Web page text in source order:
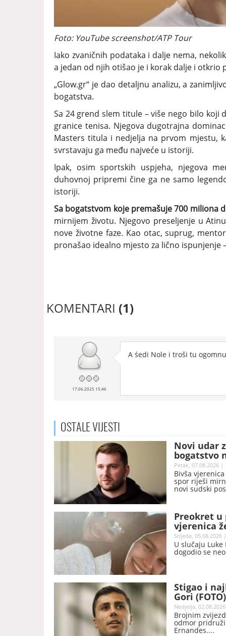
Foto: YouTube screenshot/ATP Tour
Iako zvaničnih podataka i dalje nema,
a jedan od njih otišao je i korak dalje i
„Glow.gr“ je dao detaljnu analizu, a
bogatstva.
Sa 24 grend slem titule – više nego bilo
granice tenisa. Njegova dugotrajna
Masters titula i nedjelja na prvom mjestu,
svrstavaju ga među najveće u istoriji.
Ipak, osim sportskih uspjeha, njegova
duhovnoj pripremi čine ga ne samo
istoriji.
Sa bogatstvom koje premašuje 700 miliona
mirnijem životu. Njegovo preseljenje u
nove životne faze. Kao otac, suprug,
pronašao idealno mjesto za lično ispunjenje
KOMENTARI (1)
🥎🥎🥎
17.06.2025 15:46
A śedi Nole i troši tu
OSTALEVIJESTI
Novi udar
bogatstvo
Petak, 07.08.2026 |
Bivša
spor riješi
novi sudski
Preokret u
vjerenica
Srijeda, 05.08.2026
U slučaju
dogodio se
Stigao i
Gori (FOTO)
Nedjelja,
Brojnim
odmor
Ernandes.